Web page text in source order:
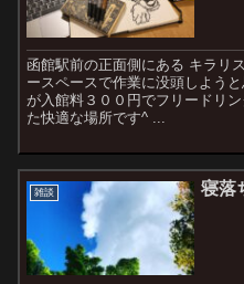
函館駅前の正面側にある キラリ
ースペースで作業に没頭しよう
が入館料３００円でフリードリ
た快適な場所です^ ...
雑談 寝落